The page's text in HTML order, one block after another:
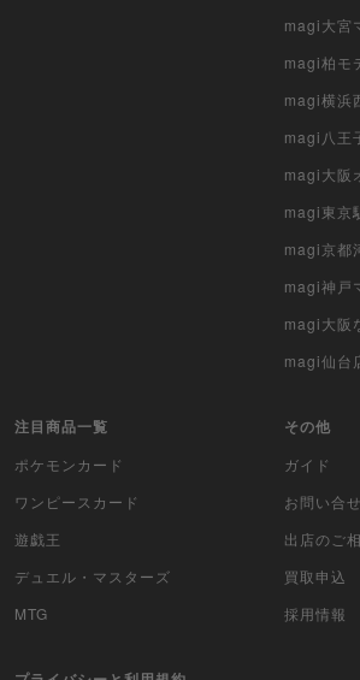
カードファイト!! ヴァンガード
WIXOSS
WCCF
ムシキング
magi大宮
magi柏モ
magi横浜
magi八王
magi大阪
magi東京
magi京都
magi神戸
magi大阪
magi仙台
注目商品一覧
ポケモンカード
ワンピースカード
遊戯王
デュエル・マスターズ
MTG
その他
ガイド
お問い合せ
出店のご
買取申込
採用情報